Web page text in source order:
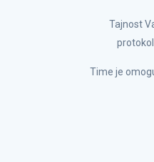
Tajnost
Time je